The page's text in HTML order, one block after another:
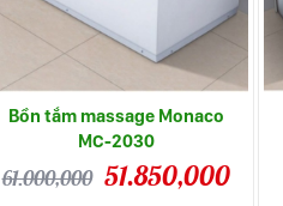
Bồn tắm massage Monaco
MC-2030
61.000,000 51.850,000